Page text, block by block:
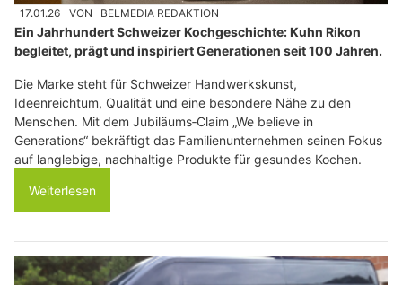
17.01.26 VON BELMEDIA REDAKTION
Ein Jahrhundert Schweizer Kochgeschichte: Kuhn Rikon
begleitet, prägt und inspiriert Generationen seit 100 Jahren.
Die Marke steht für Schweizer Handwerkskunst,
Ideenreichtum, Qualität und eine besondere Nähe zu den
Menschen. Mit dem Jubiläums‑Claim „We believe in
Generations“ bekräftigt das Familienunternehmen seinen Fokus
auf langlebige, nachhaltige Produkte für gesundes Kochen.
Weiterlesen